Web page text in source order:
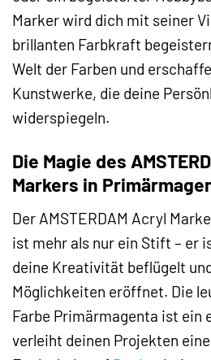
Marker wird dich mit seiner
brillanten Farbkraft
Welt der Farben und
Kunstwerke, die deine
widerspiegeln.
Die Magie des
Markers in
Der AMSTERDAM Acryl
ist mehr als nur ein Stift – er
deine Kreativität beflügelt
Möglichkeiten eröffnet. Die
Farbe Primärmagenta ist ein
verleiht deinen Projekten